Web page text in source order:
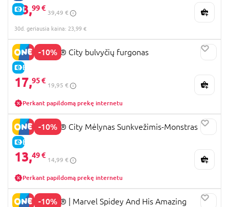
E-KAINA
23,99 €
39,49 €
30d. geriausia kaina: 23,99 €
-10%
E-KAINA
60488 LEGO® City bulvyčių furgonas
17,95 €
19,95 €
Perkant papildomą prekę internetu
-10%
E-KAINA
60402 LEGO® City Mėlynas Sunkvežimis-Monstras
13,49 €
14,99 €
Perkant papildomą prekę internetu
-10%
11208 LEGO® ǀ Marvel Spidey And His Amazing